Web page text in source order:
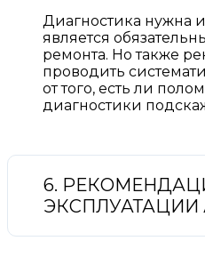
Диагностика нужна
является
ремонта. Но также
проводить
от того, есть ли
диагностики
6.
ЭКСПЛУАТАЦИИ